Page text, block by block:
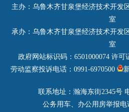
哈密市
巴音郭楞蒙古
吐鲁番市
阿克苏地区
喀什地区
克孜勒苏柯尔克
和田地区
铁门关市
达坂城区
乌鲁木齐县
民政局
司法局
财政局
人力资源和社会
自然资源
住房和城乡建
主办：乌鲁木齐甘泉堡经济技术开发
室
承办：乌鲁木齐甘泉堡经济技术开发
室
政府网站标识码：6501000074 许可
劳动监察投诉电话：0991-6970500
联系地址：瀚海东街2345号
公务用车、办公用房举报电